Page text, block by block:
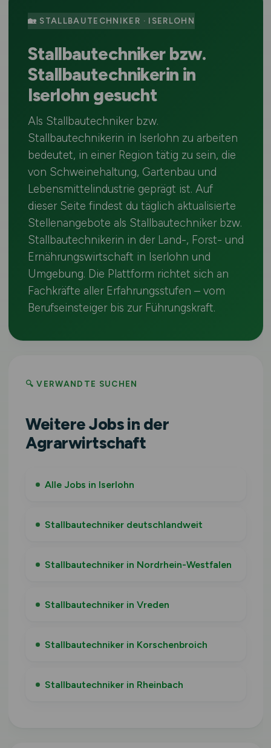
🏡 STALLBAUTECHNIKER · ISERLOHN
Stallbautechniker bzw.
Stallbautechnikerin in
Iserlohn gesucht
Als Stallbautechniker bzw.
Stallbautechnikerin in Iserlohn zu arbeiten
bedeutet, in einer Region tätig zu sein, die
von Schweinehaltung, Gartenbau und
Lebensmittelindustrie geprägt ist. Auf
dieser Seite findest du täglich aktualisierte
Stellenangebote als Stallbautechniker bzw.
Stallbautechnikerin in der Land-, Forst- und
Ernährungswirtschaft in Iserlohn und
Umgebung. Die Plattform richtet sich an
Fachkräfte aller Erfahrungsstufen – vom
Berufseinsteiger bis zur Führungskraft.
🔍 VERWANDTE SUCHEN
Weitere Jobs in der
Agrarwirtschaft
Alle Jobs in Iserlohn
Stallbautechniker deutschlandweit
Stallbautechniker in Nordrhein-Westfalen
Stallbautechniker in Vreden
Stallbautechniker in Korschenbroich
Stallbautechniker in Rheinbach